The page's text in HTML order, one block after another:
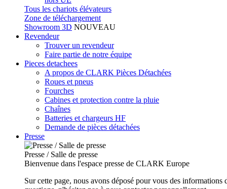
Tous les chariots élévateurs
Zone de téléchargement
Showroom 3D NOUVEAU
Revendeur
Trouver un revendeur
Faire partie de notre équipe
Pieces detachees
A propos de CLARK Pièces Détachées
Roues et pneus
Fourches
Cabines et protection contre la pluie
Chaînes
Batteries et chargeurs HF
Demande de pièces détachées
Presse
Presse / Salle de presse
Bienvenue dans l'espace presse de CLARK Europe
Sur cette page, nous avons déposé pour vous des